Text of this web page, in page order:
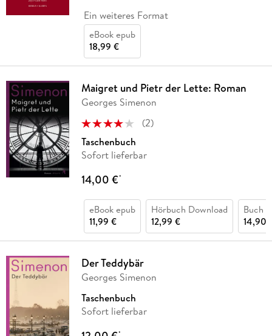
Ein weiteres Format
eBook epub
18,99 €
Maigret und Pietr der Lette: Roman
Georges Simenon
(2)
Taschenbuch
Sofort lieferbar
14,00 €*
eBook epub
11,99 €
Hörbuch Download
12,99 €
Buch
14,90
Der Teddybär
Georges Simenon
Taschenbuch
Sofort lieferbar
*